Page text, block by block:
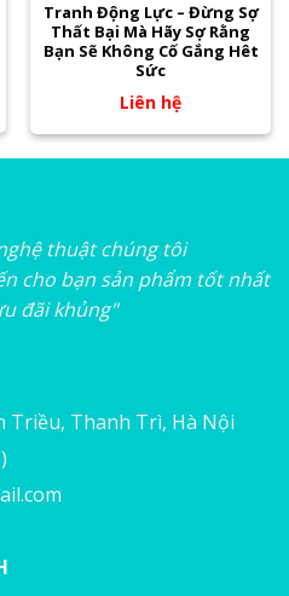
Tranh Động Lực – Đừng Sợ
Thất Bại Mà Hãy Sợ Rằng
Bạn Sẽ Không Cố Gắng Hêt
Sức
Liên hệ
thuật chúng tôi
cho bạn sản phẩm tốt nhất
đãi khủng"
Triều, Thanh Trì, Hà Nội